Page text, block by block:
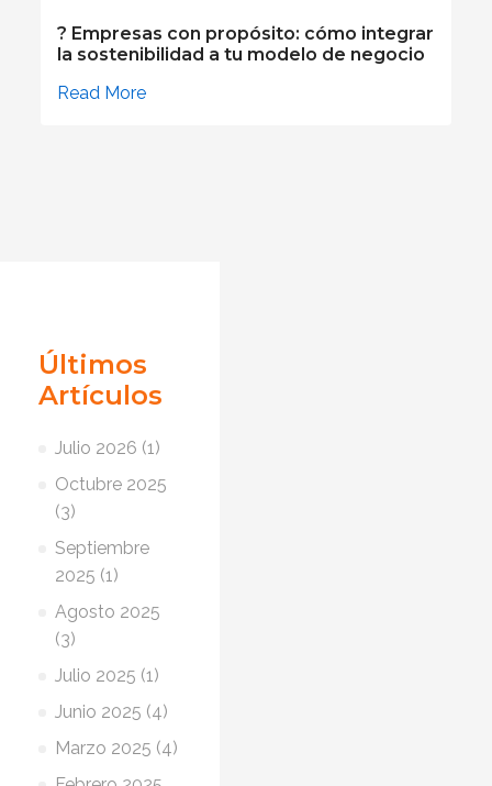
Últimos
Artículos
Julio 2026 (1)
Octubre 2025
(3)
Septiembre
2025 (1)
Agosto 2025
(3)
Julio 2025 (1)
Junio 2025 (4)
Marzo 2025 (4)
? Empresas con propósito: cómo integrar
la sostenibilidad a tu modelo de negocio
Read More